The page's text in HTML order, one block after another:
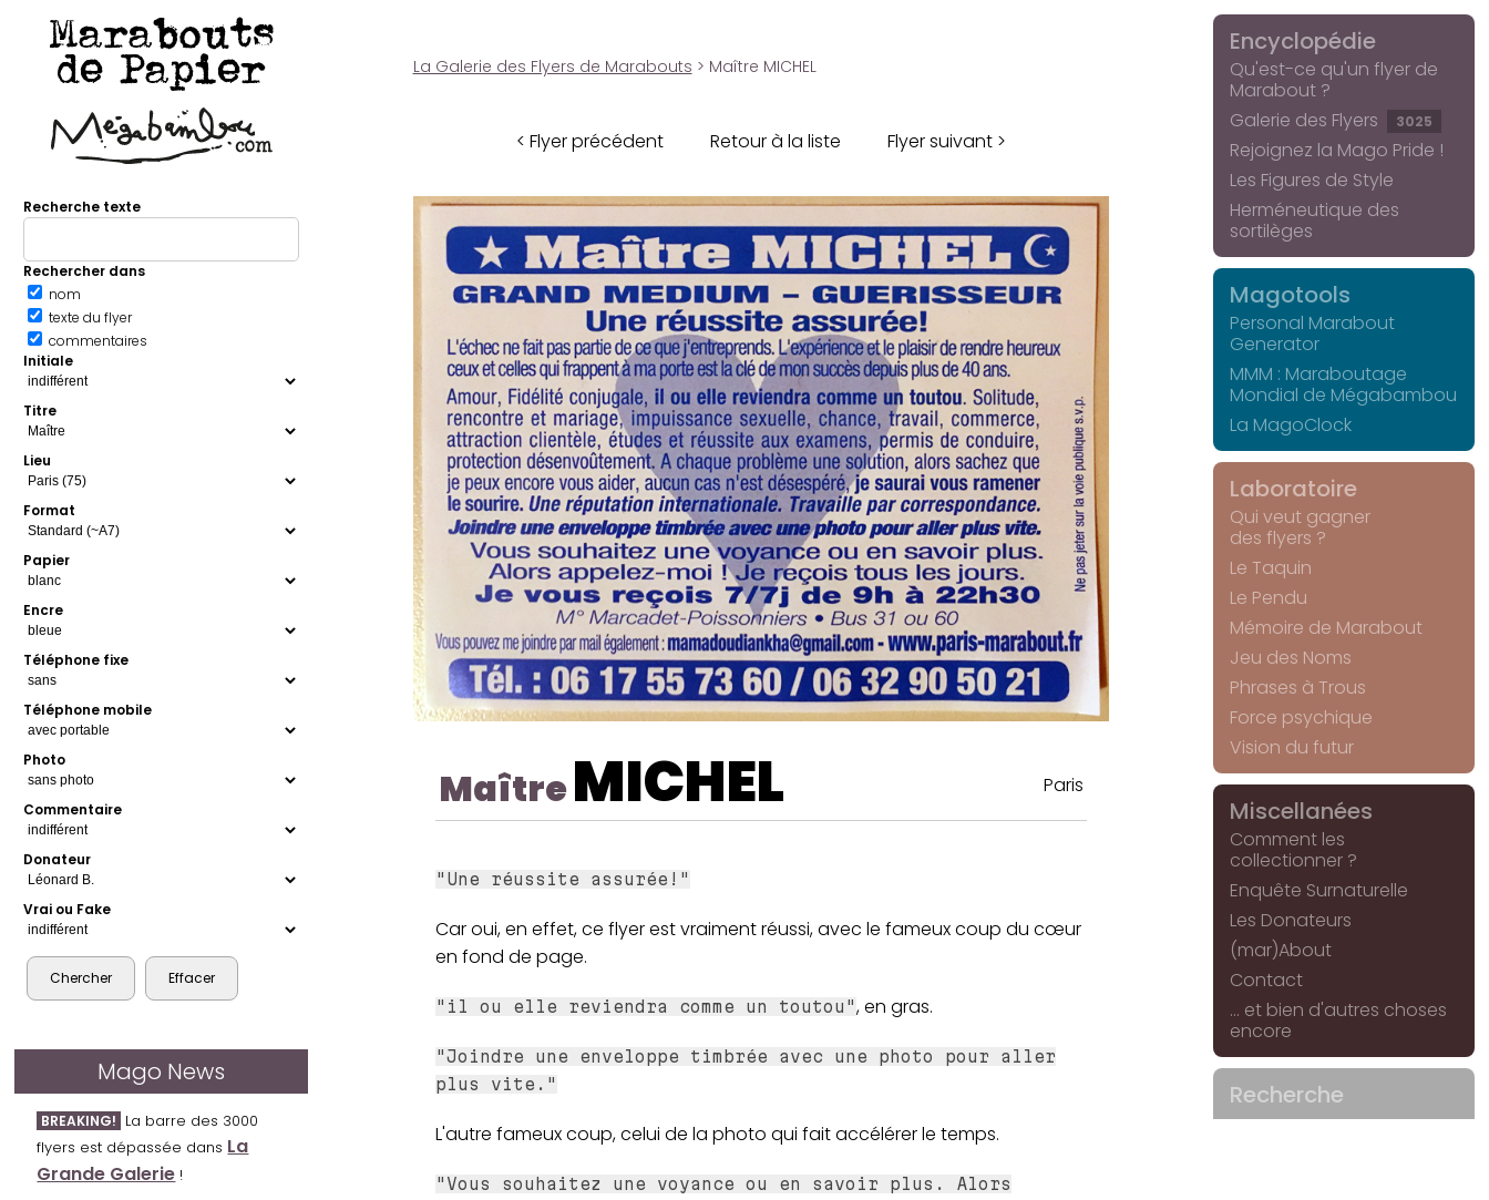
Marabouts
de Papier
Recherche texte
Rechercher dans
nom
texte du flyer
commentaires
Initiale
Titre
Lieu
Format
Papier
Encre
Téléphone fixe
Téléphone mobile
Photo
Commentaire
Donateur
Vrai ou Fake
Mago News
BREAKING! La barre des 3000
flyers est dépassée dans La
Grande Galerie !
La Galerie des Flyers de Marabouts > Maître MICHEL
< Flyer précédent Retour à la liste Flyer suivant >
MaîtreMICHEL Paris
"Une réussite assurée!"
Car oui, en effet, ce flyer est vraiment réussi, avec le fameux coup du cœur
en fond de page.
"il ou elle reviendra comme un toutou", en gras.
"Joindre une enveloppe timbrée avec une photo pour aller
plus vite."
L'autre fameux coup, celui de la photo qui fait accélérer le temps.
"Vous souhaitez une voyance ou en savoir plus. Alors
Encyclopédie
Qu'est-ce qu'un flyer de
Marabout ?
Galerie des Flyers
3025
Rejoignez la Mago Pride !
Les Figures de Style
Herméneutique des
sortilèges
Magotools
Personal Marabout
Generator
MMM : Maraboutage
Mondial de Mégabambou
La MagoClock
Laboratoire
Qui veut gagner
des flyers ?
Le Taquin
Le Pendu
Mémoire de Marabout
Jeu des Noms
Phrases à Trous
Force psychique
Vision du futur
Miscellanées
Comment les
collectionner ?
Enquête Surnaturelle
Les Donateurs
(mar)About
Contact
... et bien d'autres choses
encore
Recherche